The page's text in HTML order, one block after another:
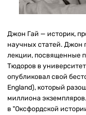
Джон Гай — историк,
научных статей. Джон
лекции, посвященные
Тюдоров в
опубликовал свой
England), который
миллиона
в "Оксфордской